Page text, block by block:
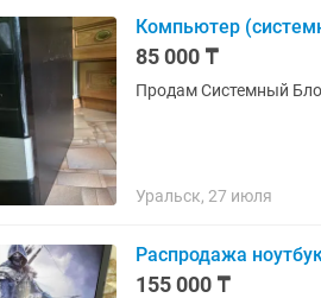
Компьютер
85 000 ₸
Продам Системный
Уральск, 27 июля
Распродажа
155 000 ₸